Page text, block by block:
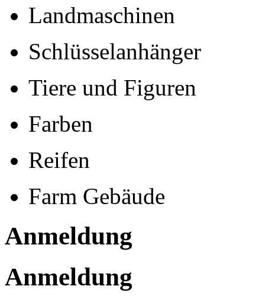
Landmaschinen
Schlüsselanhänger
Tiere und Figuren
Farben
Reifen
Farm Gebäude
Anmeldung
Anmeldung